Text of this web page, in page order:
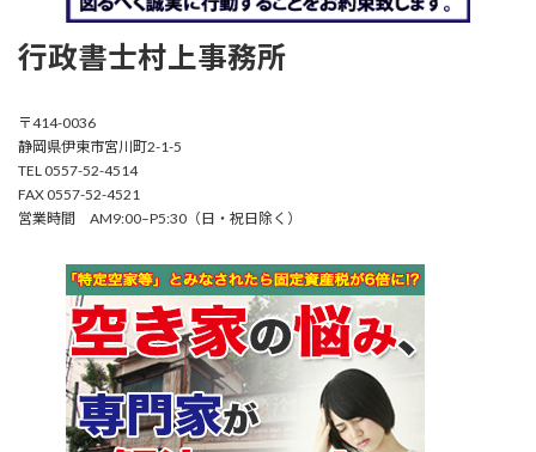
行政書士村上事務所
〒414-0036
静岡県伊東市宮川町2-1-5
TEL 0557-52-4514
FAX 0557-52-4521
営業時間 AM9:00–P5:30（日・祝日除く）